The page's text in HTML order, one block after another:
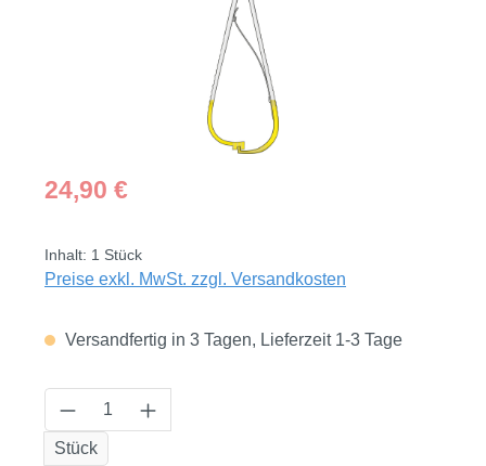
Regulärer Preis:
24,90 €
Inhalt: 1 Stück
Preise exkl. MwSt. zzgl. Versandkosten
Versandfertig in 3 Tagen, Lieferzeit 1-3 Tage
Produkt Anzahl: Gib den gewünschten
Stück